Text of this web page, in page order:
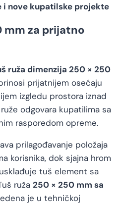
i nove kupatilske projekte
mm za prijatno
ruža dimenzija 250 × 250
prijatnijem osećaju
izgledu prostora iznad
odgovara kupatilima sa
rasporedom opreme.
prilagođavanje položaja
korisnika, dok sjajna hrom
tuš element sa
ruža 250 × 250 mm sa
je u tehničkoj